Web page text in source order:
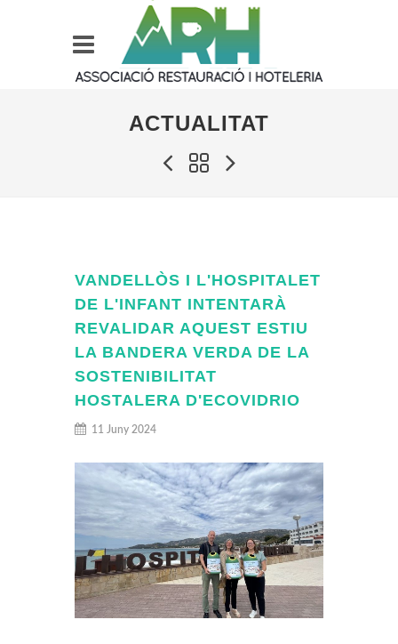
ACTUALITAT
VANDELLÒS I L'HOSPITALET
DE L'INFANT INTENTARÀ
REVALIDAR AQUEST ESTIU
LA BANDERA VERDA DE LA
SOSTENIBILITAT
HOSTALERA D'ECOVIDRIO
11 Juny 2024